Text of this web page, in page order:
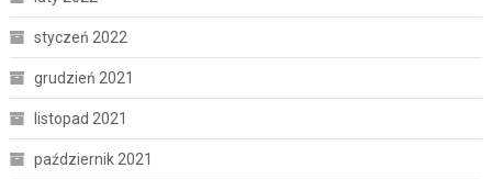
styczeń 2022
grudzień 2021
listopad 2021
październik 2021